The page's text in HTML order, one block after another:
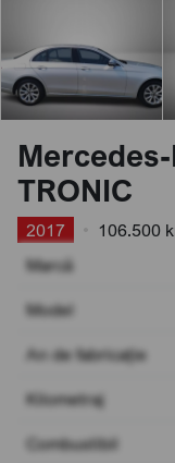
TRONIC
2017 106.500
Marcă
Model
An de fabricație
Kilometraj
Combustibil